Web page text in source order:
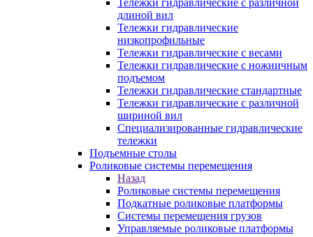
Тележки гидравлические с различной
длиной вил
Тележки гидравлические
низкопрофильные
Тележки гидравлические с весами
Тележки гидравлические с ножничным
подъемом
Тележки гидравлические стандартные
Тележки гидравлические с различной
шириной вил
Специализированные гидравлические
тележки
Подъемные столы
Роликовые системы перемещения
Назад
Роликовые системы перемещения
Подкатные роликовые платформы
Системы перемещения грузов
Управляемые роликовые платформы